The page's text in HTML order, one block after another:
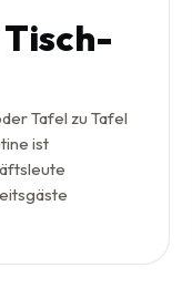
Tafel zu Tafel
ist